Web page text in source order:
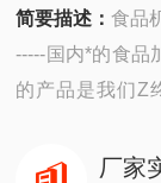
简要描述：食品
-----国内*的食
的产品是我们Z
面，让用户在Z
厂家